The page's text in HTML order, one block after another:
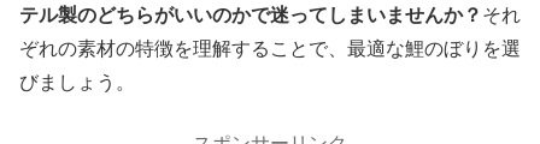
テル製のどちらがいいのかで迷ってしまいませんか？ それ
ぞれの素材の特徴を理解することで、最適な鯉のぼりを選
びましょう。